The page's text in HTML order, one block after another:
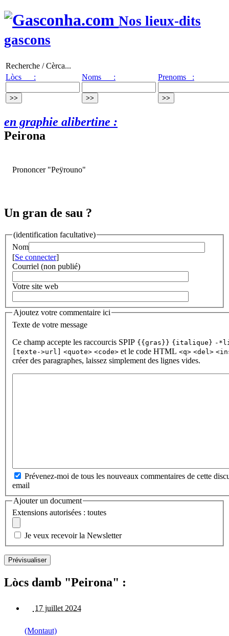
Nos lieux-dits
gascons
Recherche / Cèrca...
Lòcs :
Noms : Prenoms :
en graphie alibertine :
Peirona
Prononcer "Peÿrouno"
Un gran de sau ?
(identification facultative)
Nom
[Se connecter]
Courriel (non publié)
Votre site web
Ajoutez votre commentaire ici
Texte de votre message
Ce champ accepte les raccourcis SPIP {{gras}} {italique} -
[texte->url] <quote> <code> et le code HTML <q> <del>
créer des paragraphes, laissez simplement des lignes vides.
Prévenez-moi de tous les nouveaux commentaires de cette
email
Ajouter un document
Extensions autorisées : toutes
Je veux recevoir la Newsletter
Lòcs damb "Peirona" :
17 juillet 2024
(Montaut)